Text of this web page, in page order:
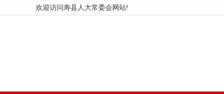
欢迎访问寿县人大常委会网站!